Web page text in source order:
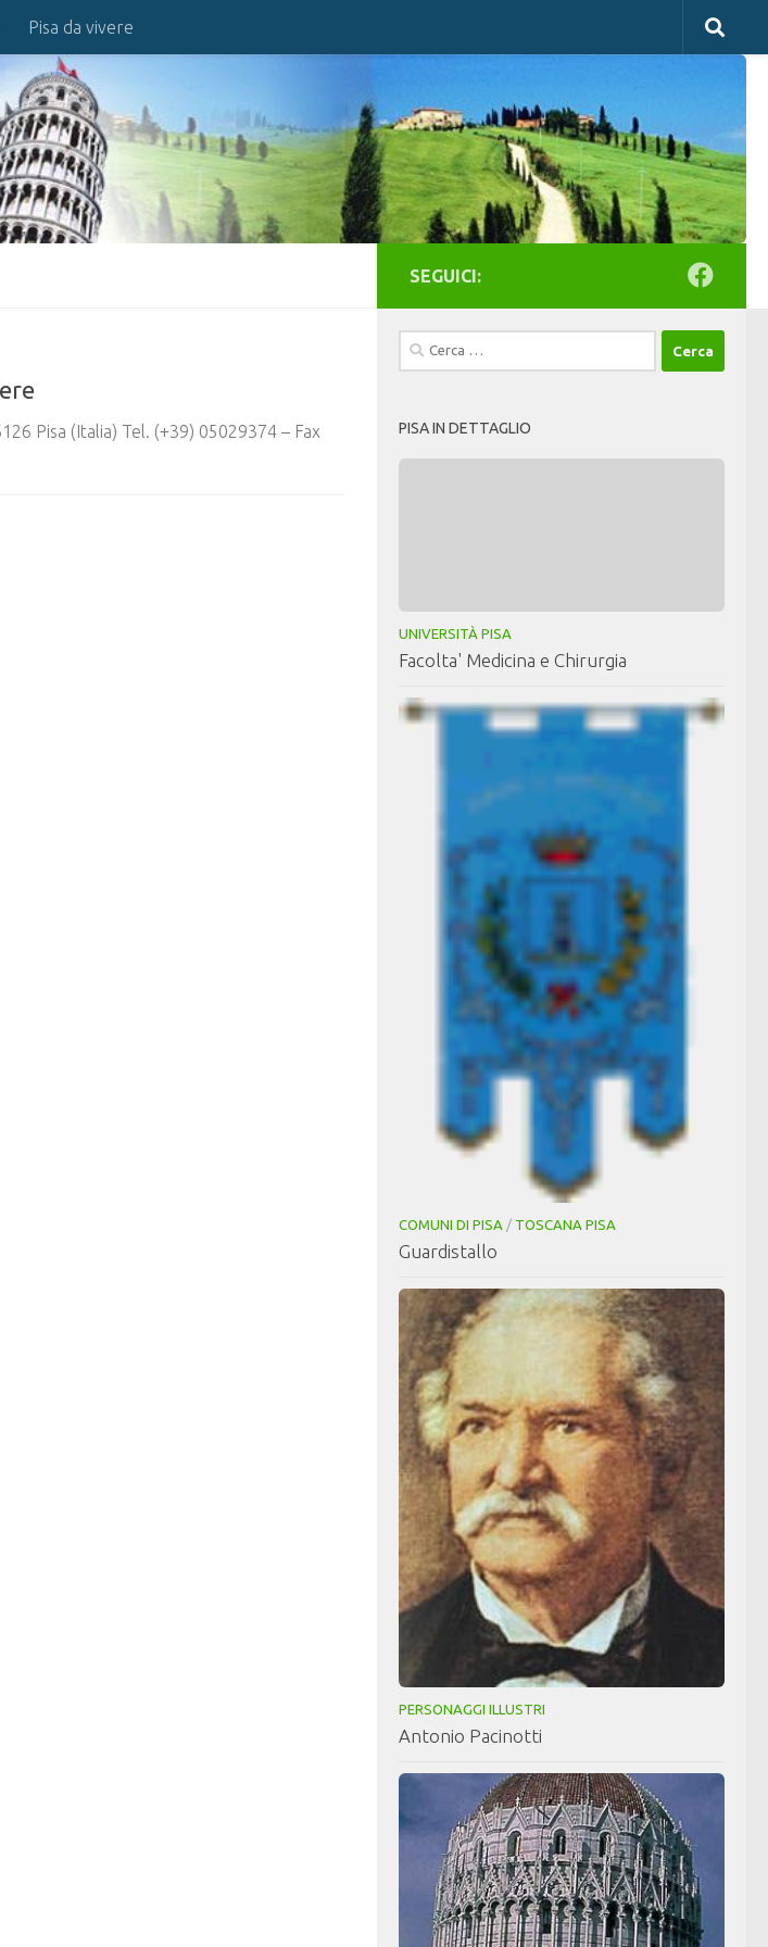
Pisa da vivere
Pisa (Italia) Tel. (+39) 05029374 – Fax
SEGUICI:
Ricerca
per:
PISA IN DETTAGLIO
UNIVERSITÀ PISA
Facolta' Medicina e Chirurgia
COMUNI DI PISA / TOSCANA PISA
Guardistallo
PERSONAGGI ILLUSTRI
Antonio Pacinotti